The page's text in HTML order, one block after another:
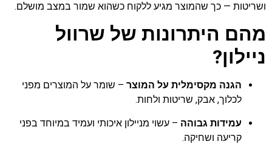
ושריטות — כך שהמוצר מגיע ללקוח כשהוא שמור במצב מושלם.
מהם היתרונות של שרוול
ניילון?
הגנה מקסימלית על המוצר – שומר על המוצרים מפני
לכלוך, אבק, שריטות ולחות.
עמידות גבוהה – עשוי מניילון איכותי ועמיד במיוחד בפני
קריעה ושחיקה.